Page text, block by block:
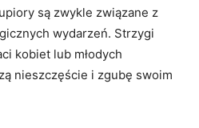
są zwykle związane z
wydarzeń. Strzygi
kobiet lub ‍młodych
nieszczęście i zgubę swoim